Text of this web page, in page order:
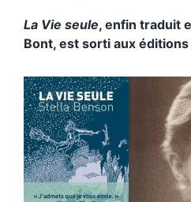
La Vie seule, enfin traduit
Bont, est sorti aux